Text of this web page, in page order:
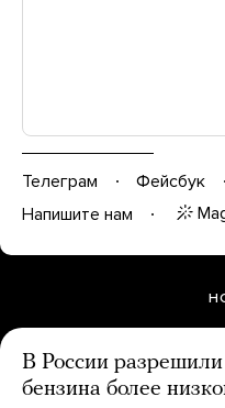
Телеграм Фейсбук
Напишите нам
В России
бензина более